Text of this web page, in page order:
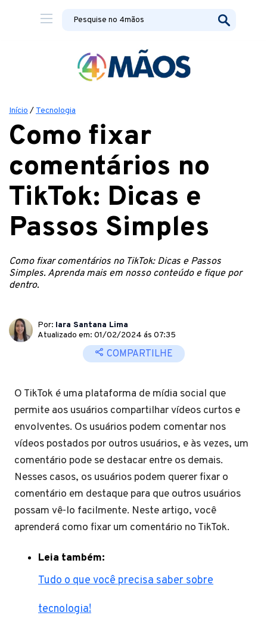
Início / Tecnologia
Como fixar
comentários no
TikTok: Dicas e
Passos Simples
Como fixar comentários no TikTok: Dicas e Passos
Simples. Aprenda mais em nosso conteúdo e fique por
dentro.
Por: Iara Santana Lima
Atualizado em: 01/02/2024 ás 07:35
COMPARTILHE
O TikTok é uma plataforma de mídia social que
permite aos usuários compartilhar vídeos curtos e
envolventes. Os usuários podem comentar nos
vídeos postados por outros usuários, e às vezes, um
comentário pode se destacar entre os demais.
Nesses casos, os usuários podem querer fixar o
comentário em destaque para que outros usuários
possam vê-lo facilmente. Neste artigo, você
aprenderá como fixar um comentário no TikTok.
Leia também:
Tudo o que você precisa saber sobre
tecnologia!